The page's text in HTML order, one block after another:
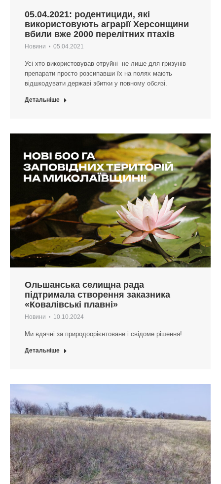
05.04.2021: родентициди, які
використовують аграрії Херсонщини
вбили вже 2000 перелітних птахів
Новини 05.04.2021
Усі хто використовував отруйні не лише для гризунів
препарати просто розсипавши їх на полях мають
відшкодувати державі збитки у повному обсязі.
Детальніше
Ольшанська селищна рада
підтримала створення заказника
«Ковалівські плавні»
Новини 10.10.2024
Ми вдячні за природоорієнтоване і свідоме рішення!
Детальніше